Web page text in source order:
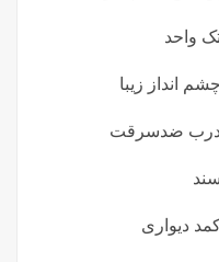
واحد
چشم انداز زیبا
ضدسرقت
سند
دیواری